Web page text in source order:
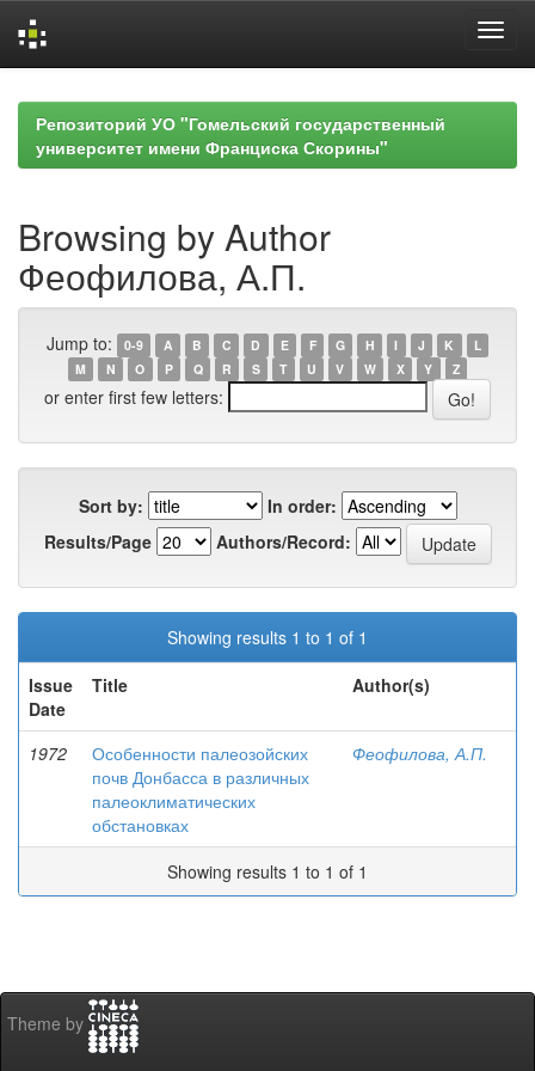
navigationРепозиторий УО "Гомельский государственный
университет имени Франциска Скорины"
Browsing by Author
Феофилова, А.П.
Jump to: 0-9 A B C D E F G H I J K
L
M
N O P Q R S T U V W X Y Z
or enter first few letters:
Sort by:
In order:
Results/Page
Authors/Record:
Showing results 1 to 1 of 1
Issue
Date
Title Author(s)
1972
Особенности палеозойских
почв Донбасса в различных
палеоклиматических
обстановках
Феофилова, А.П.
Showing results 1 to 1 of 1
Theme by